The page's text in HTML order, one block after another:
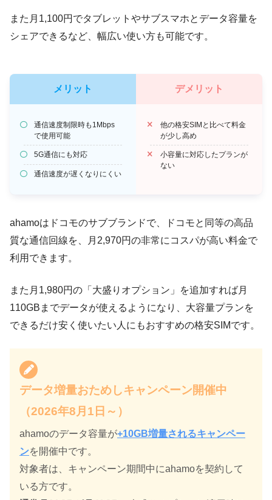
また月1,100円でタブレットやサブスマホとデータ容量を
シェアできるなど、幅広い使い方も可能です。
メリット
通信速度制限時も1Mbps
で使用可能
5G通信にも対応
通信速度が遅くなりにくい
デメリット
他の格安SIMと比べて料金
が少し高め
小容量に対応したプランが
ない
ahamoはドコモのサブブランドで、
ドコモと同等の高品
質な通信回線を、月2,970円の非常にコスパが高い料金で
利用できます。
また月1,980円の「大盛りオプション」を追加すれば月
110GBまでデータが使えるようになり、大容量プランを
できるだけ安く使いたい人にもおすすめの格安SIMです。
データ増量おためしキャンペーン開催中
（2026年8月1日～）
ahamoのデータ容量が+10GB増量されるキャンペー
ンを開催中です。
対象者は、キャンペーン期間中にahamoを契約して
いる方です。